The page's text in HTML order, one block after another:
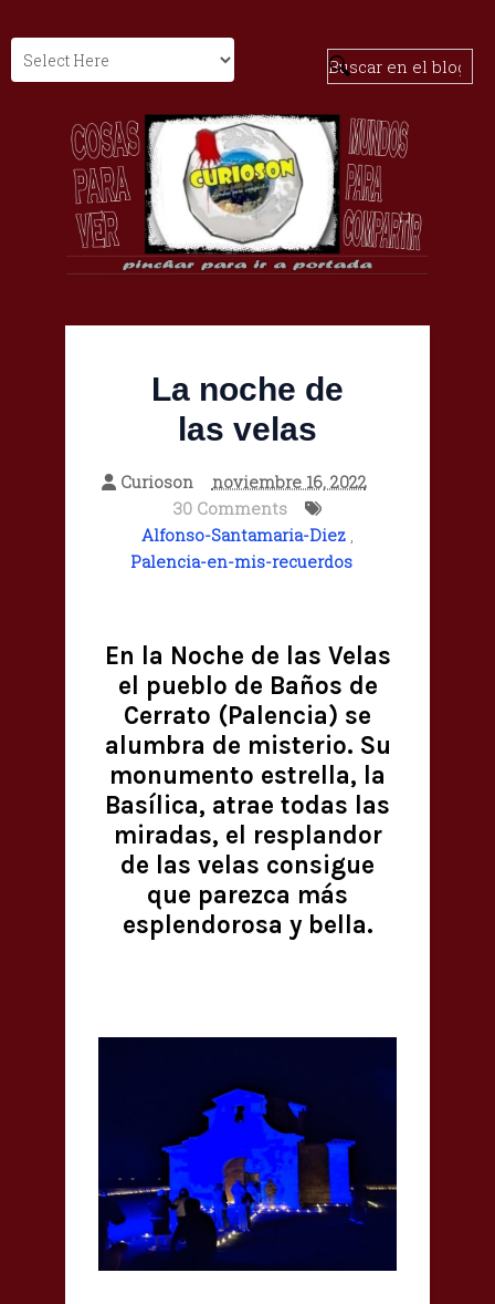
La noche de
las velas
Curioson
noviembre 16, 2022
30 Comments
Alfonso-Santamaria-Diez ,
Palencia-en-mis-recuerdos
En la Noche de las Velas
el pueblo de Baños de
Cerrato (Palencia) se
alumbra de misterio. Su
monumento estrella, la
Basílica, atrae todas las
miradas, el resplandor
de las velas consigue
que parezca más
esplendorosa y bella.